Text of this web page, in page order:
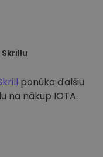
Skrillu
ponúka ďalšiu
nákup IOTA.